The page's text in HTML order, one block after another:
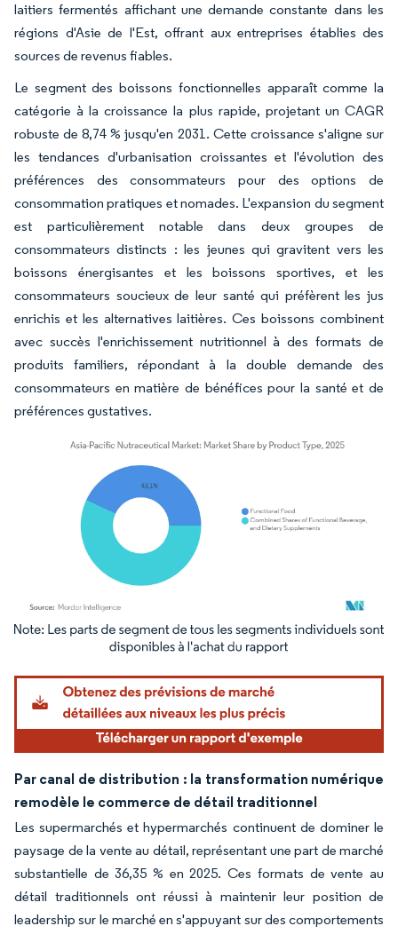
laitiers fermentés affichant une demande constante dans les
régions d'Asie de l'Est, offrant aux entreprises établies des
sources de revenus fiables.
Le segment des boissons fonctionnelles apparaît comme la
catégorie à la croissance la plus rapide, projetant un CAGR
robuste de 8,74 % jusqu'en 2031. Cette croissance s'aligne sur
les tendances d'urbanisation croissantes et l'évolution des
préférences des consommateurs pour des options de
consommation pratiques et nomades. L'expansion du segment
est particulièrement notable dans deux groupes de
consommateurs distincts : les jeunes qui gravitent vers les
boissons énergisantes et les boissons sportives, et les
consommateurs soucieux de leur santé qui préfèrent les jus
enrichis et les alternatives laitières. Ces boissons combinent
avec succès l'enrichissement nutritionnel à des formats de
produits familiers, répondant à la double demande des
consommateurs en matière de bénéfices pour la santé et de
préférences gustatives.
Image © Mordor Intelligence. La réutilisation nécessite une attribution sous CC BY
Par canal de distribution : la transformation numérique
remodèle le commerce de détail traditionnel
Les supermarchés et hypermarchés continuent de dominer le
paysage de la vente au détail, représentant une part de marché
substantielle de 36,35 % en 2025. Ces formats de vente au
détail traditionnels ont réussi à maintenir leur position de
leadership sur le marché en s'appuyant sur des comportements